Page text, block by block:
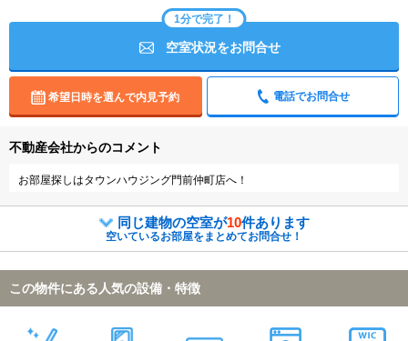
1分で完了！
空室状況をお問合せ
希望日時を選んで内見予約 電話でお問合せ
不動産会社からのコメント
お部屋探しはタウンハウジング門前仲町店へ！
同じ建物の空室が10件あります
空いているお部屋をまとめてお問合せ！
この物件にある人気の設備・特徴